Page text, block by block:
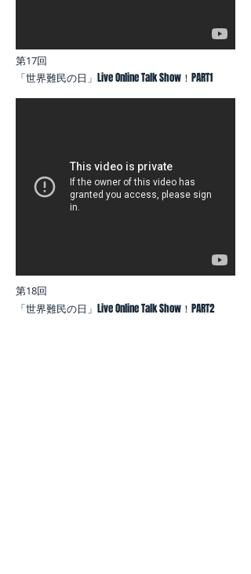
第17回
「世界難民の日」Live Online Talk Show！PART1
第18回
「世界難民の日」Live Online Talk Show！PART2